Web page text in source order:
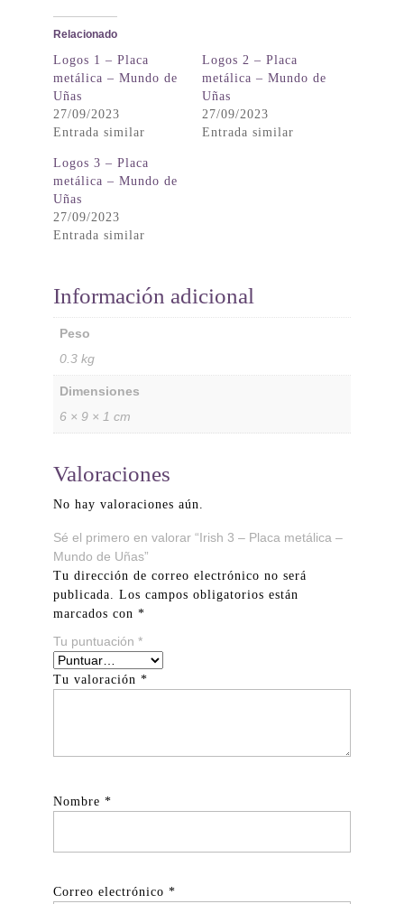
Relacionado
Logos 1 – Placa
metálica – Mundo de
Uñas
27/09/2023
Entrada similar
Logos 2 – Placa
metálica – Mundo de
Uñas
27/09/2023
Entrada similar
Logos 3 – Placa
metálica – Mundo de
Uñas
27/09/2023
Entrada similar
Información adicional
Peso
0.3 kg
Dimensiones
6 × 9 × 1 cm
Valoraciones
No hay valoraciones aún.
Sé el primero en valorar “Irish 3 – Placa metálica –
Mundo de Uñas”
Tu dirección de correo electrónico no será
publicada. Los campos obligatorios están
marcados con *
Tu puntuación *
Tu valoración *
Nombre *
Correo electrónico *